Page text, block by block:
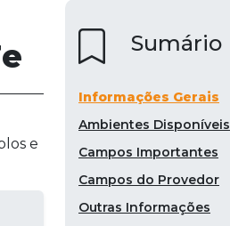
e
Sumário
Informações Gerais
Ambientes Disponíveis
Campos Importantes
Campos do Provedor
Outras Informações